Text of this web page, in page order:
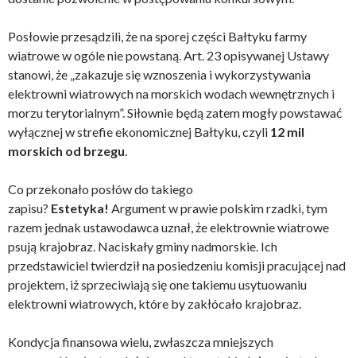
Posłowie przesądzili, że na sporej części Bałtyku farmy
wiatrowe w ogóle nie powstaną. Art. 23 opisywanej Ustawy
stanowi, że „zakazuje się wznoszenia i wykorzystywania
elektrowni wiatrowych na morskich wodach wewnętrznych i
morzu terytorialnym”. Siłownie będą zatem mogły powstawać
wyłącznej w strefie ekonomicznej Bałtyku, czyli 12 mil
morskich od brzegu.
Co przekonało posłów do takiego
zapisu? Estetyka! Argument w prawie polskim rzadki, tym
razem jednak ustawodawca uznał, że elektrownie wiatrowe
psują krajobraz. Naciskały gminy nadmorskie. Ich
przedstawiciel twierdził na posiedzeniu komisji pracującej nad
projektem, iż sprzeciwiają się one takiemu usytuowaniu
elektrowni wiatrowych, które by zakłócało krajobraz.
Kondycja finansowa wielu, zwłaszcza mniejszych